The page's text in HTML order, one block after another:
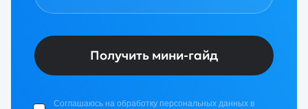
Получить мини-гайд
Соглашаюсь на обработку персональных данных в